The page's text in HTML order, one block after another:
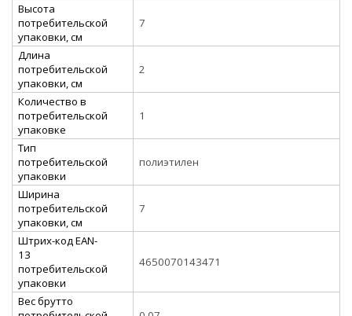
Высота
потребительской
упаковки, см
7
Длина
потребительской
упаковки, см
2
Количество в
потребительской
упаковке
1
Тип
потребительской
упаковки
полиэтилен
Ширина
потребительской
упаковки, см
7
Штрих-код EAN-
13
потребительской
упаковки
4650070143471
Вес брутто